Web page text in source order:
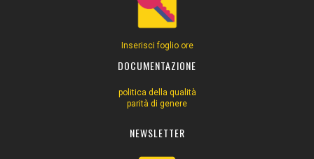
Inserisci foglio ore
DOCUMENTAZIONE
politica della qualità
parità di genere
NEWSLETTER